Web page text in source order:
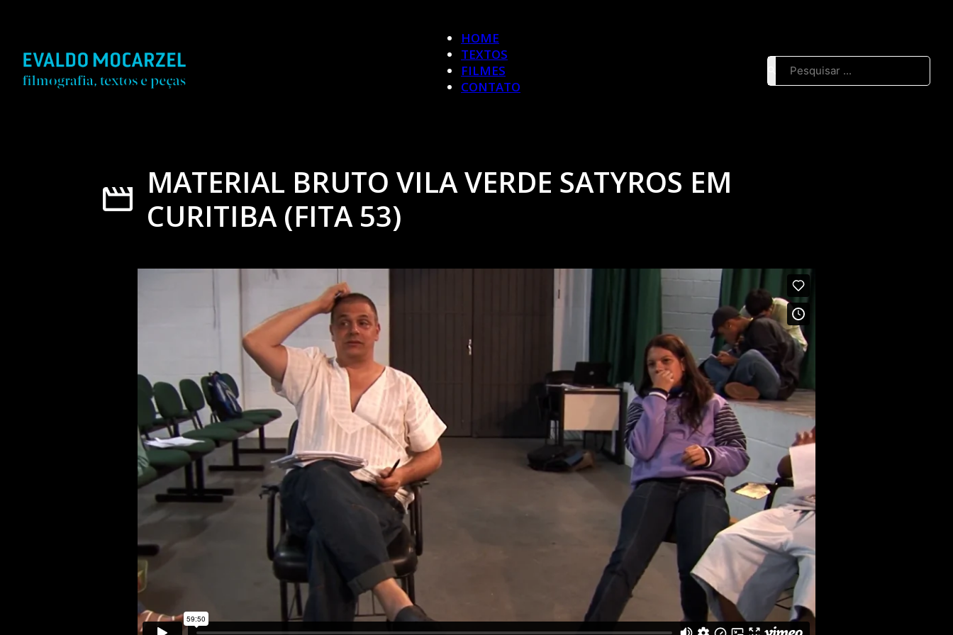
HOME
TEXTOS
FILMES
CONTATO
Pesquisar ...
MATERIAL BRUTO VILA VERDE SATYROS EM
CURITIBA (FITA 53)